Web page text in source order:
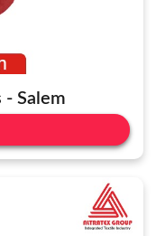
Salem